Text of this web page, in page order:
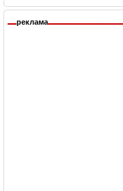
реклама